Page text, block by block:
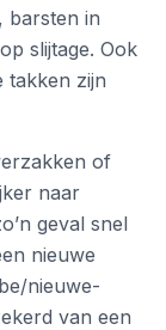
barsten in
slijtage. Ook
takken zijn
of
naar
geval snel
nieuwe
nieuwe-
van een